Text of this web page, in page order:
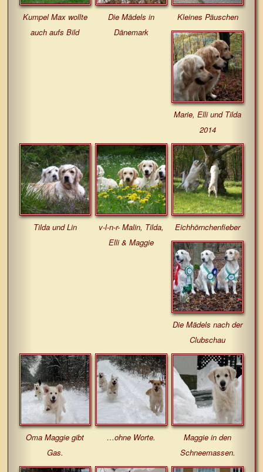
Kumpel Max wollte
auch aufs Bild
Die Mädels in
Dänemark
Kleines Päuschen
Marie, Elli und Tilda
2014
Tilda und Lin
v-l-n-r- Malin, Tilda,
Elli & Maggie
Eichhörnchenfieber
Die Mädels nach der
Clubschau
Oma Maggie gibt
Gas.
…ohne Worte.
Maggie in den
Schneemassen.